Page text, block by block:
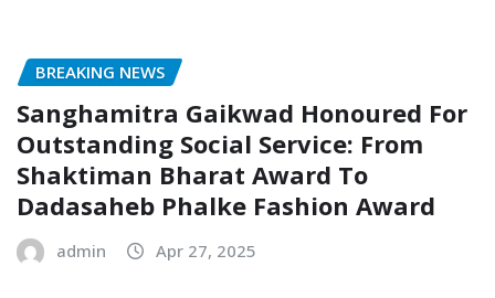
BREAKING NEWS
Sanghamitra Gaikwad Honoured For
Outstanding Social Service: From
Shaktiman Bharat Award To
Dadasaheb Phalke Fashion Award
admin Apr 27, 2025